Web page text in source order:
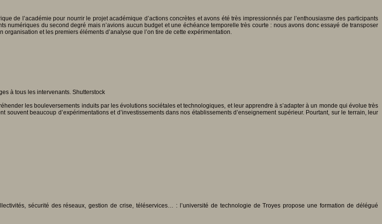
de l’académie pour nourrir le projet académique d’actions concrètes et avons été très impressionnés par l’enthousiasme des participants
du second degré mais n’avions aucun budget et une échéance temporelle très courte : nous avons donc essayé de transposer
et les premiers éléments d’analyse que l’on tire de cette expérimentation.
les bouleversements induits par les évolutions sociétales et technologiques, et leur apprendre à s’adapter à un monde qui évolue très
souvent beaucoup d’expérimentations et d’investissements dans nos établissements d’enseignement supérieur. Pourtant, sur le terrain, leur
sécurité des réseaux, gestion de crise, téléservices… : l’université de technologie de Troyes propose une formation de délégué